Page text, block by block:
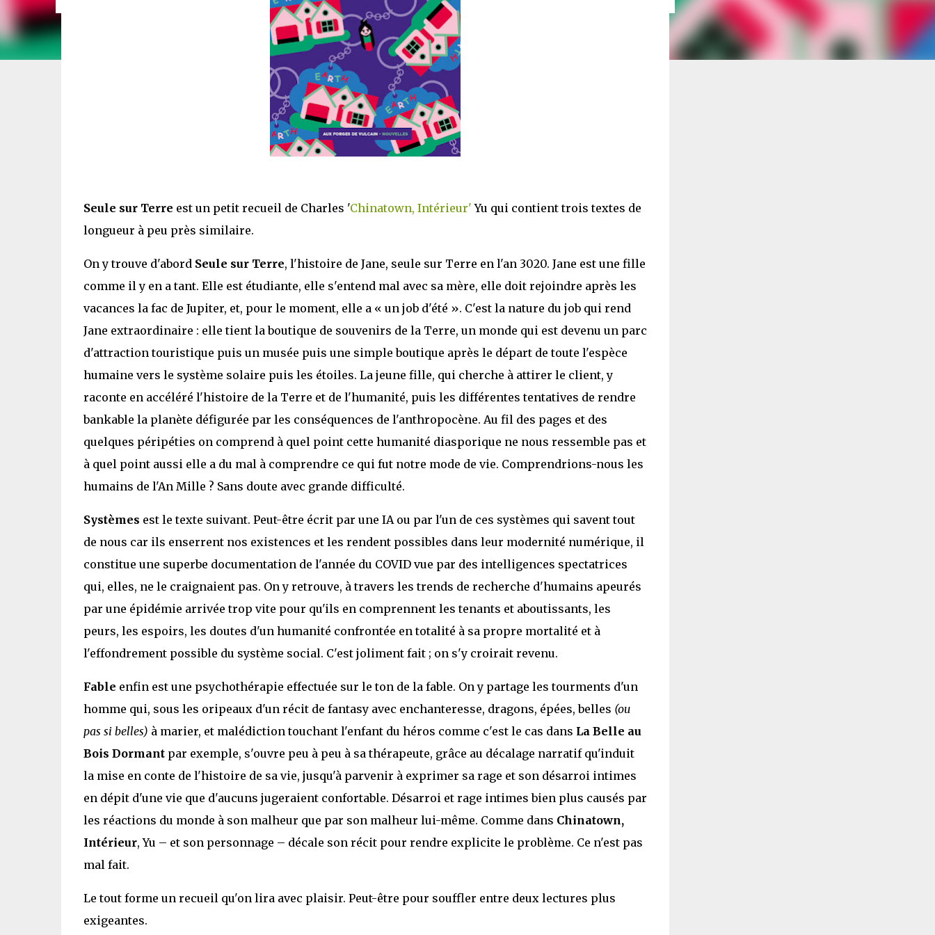
Seule sur Terre est un petit recueil de Charles 'Chinatown, Intérieur' Yu qui contient trois textes de
longueur à peu près similaire.
On y trouve d'abord Seule sur Terre, l'histoire de Jane, seule sur Terre en l'an 3020. Jane est une fille
comme il y en a tant. Elle est étudiante, elle s'entend mal avec sa mère, elle doit rejoindre après les
vacances la fac de Jupiter, et, pour le moment, elle a « un job d'été ». C'est la nature du job qui rend
Jane extraordinaire : elle tient la boutique de souvenirs de la Terre, un monde qui est devenu un parc
d'attraction touristique puis un musée puis une simple boutique après le départ de toute l'espèce
humaine vers le système solaire puis les étoiles. La jeune fille, qui cherche à attirer le client, y
raconte en accéléré l'histoire de la Terre et de l'humanité, puis les différentes tentatives de rendre
bankable la planète défigurée par les conséquences de l'anthropocène. Au fil des pages et des
quelques péripéties on comprend à quel point cette humanité diasporique ne nous ressemble pas et
à quel point aussi elle a du mal à comprendre ce qui fut notre mode de vie. Comprendrions-nous les
humains de l'An Mille ? Sans doute avec grande difficulté.
Systèmes est le texte suivant. Peut-être écrit par une IA ou par l'un de ces systèmes qui savent tout
de nous car ils enserrent nos existences et les rendent possibles dans leur modernité numérique, il
constitue une superbe documentation de l'année du COVID vue par des intelligences spectatrices
qui, elles, ne le craignaient pas. On y retrouve, à travers les trends de recherche d'humains apeurés
par une épidémie arrivée trop vite pour qu'ils en comprennent les tenants et aboutissants, les
peurs, les espoirs, les doutes d'un humanité confrontée en totalité à sa propre mortalité et à
l'effondrement possible du système social. C'est joliment fait ; on s'y croirait revenu.
Fable enfin est une psychothérapie effectuée sur le ton de la fable. On y partage les tourments d'un
homme qui, sous les oripeaux d'un récit de fantasy avec enchanteresse, dragons, épées, belles (ou
pas si belles) à marier, et malédiction touchant l'enfant du héros comme c'est le cas dans La Belle au
Bois Dormantpar exemple, s'ouvre peu à peu à sa thérapeute, grâce au décalage narratif qu'induit
la mise en conte de l'histoire de sa vie, jusqu'à parvenir à exprimer sa rage et son désarroi intimes
en dépit d'une vie que d'aucuns jugeraient confortable. Désarroi et rage intimes bien plus causés par
les réactions du monde à son malheur que par son malheur lui-même. Comme dans Chinatown,
Intérieur, Yu – et son personnage – décale son récit pour rendre explicite le problème. Ce n'est pas
mal fait.
Le tout forme un recueil qu'on lira avec plaisir. Peut-être pour souffler entre deux lectures plus
exigeantes.